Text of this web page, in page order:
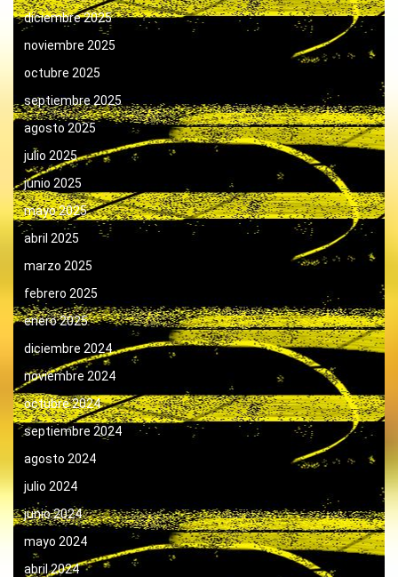
diciembre 2025
noviembre 2025
octubre 2025
septiembre 2025
agosto 2025
julio 2025
junio 2025
mayo 2025
abril 2025
marzo 2025
febrero 2025
enero 2025
diciembre 2024
noviembre 2024
octubre 2024
septiembre 2024
agosto 2024
julio 2024
junio 2024
mayo 2024
abril 2024